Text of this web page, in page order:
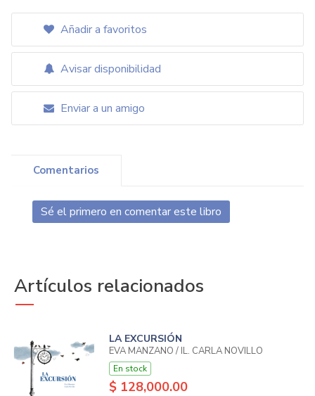
Añadir a favoritos
Avisar disponibilidad
Enviar a un amigo
Comentarios
Sé el primero en comentar este libro
Artículos relacionados
LA EXCURSIÓN
EVA MANZANO / IL. CARLA NOVILLO
En stock
$ 128,000.00